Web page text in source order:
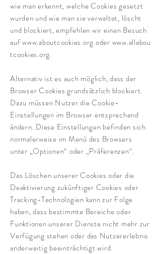
wie man erkennt, welche Cookies gesetzt
wurden und wie man sie verwaltet, löscht
und blockiert, empfehlen wir einen Besuch
aufwww.aboutcookies.org oder www.allabou
tcookies.org.
Alternativ ist es auch möglich, dass der
Browser Cookies grundsätzlich blockiert.
Dazu müssen Nutzer die Cookie-
Einstellungen im Browser entsprechend
ändern. Diese Einstellungen befinden sich
normalerweise im Menü des Browsers
unter „Optionen“ oder „Präferenzen“.
Das Löschen unserer Cookies oder die
Deaktivierung zukünftiger Cookies oder
Tracking-Technologien kann zur Folge
haben, dass bestimmte Bereiche oder
Funktionen unserer Dienste nicht mehr zur
Verfügung stehen oder das Nutzererlebnis
anderweitig beeinträchtigt wird.